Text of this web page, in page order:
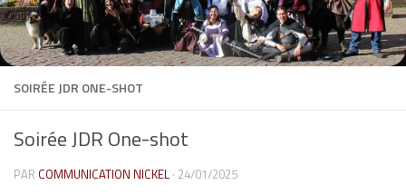
SOIRÉE JDR ONE-SHOT
Soirée JDR One-shot
PAR COMMUNICATION NICKEL · 24/01/2025